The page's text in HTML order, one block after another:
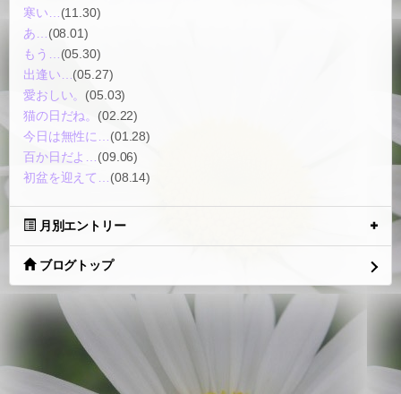
寒い…(11.30)
あ…(08.01)
もう…(05.30)
出逢い…(05.27)
愛おしい。 (05.03)
猫の日だね。 (02.22)
今日は無性に…(01.28)
百か日だよ…(09.06)
初盆を迎えて…(08.14)
月別エントリー
ブログトップ